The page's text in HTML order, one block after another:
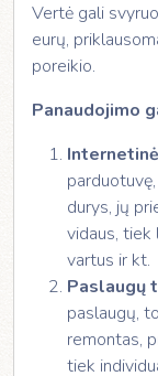
Vertė gali
eurų,
poreikio.
Panaudojimo
durys, jų
vidaus, tiek
vartus ir kt.
Paslaugų
paslaugų,
remontas,
tiek